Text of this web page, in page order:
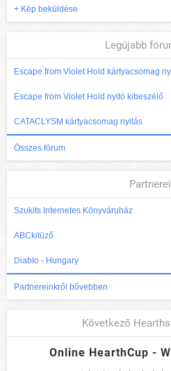
+ Kép beküldése
Legújabb
Escape from Violet Hold kártyacsomag
Escape from Violet Hold nyitó kibeszélő
CATACLYSM kártyacsomag nyitás
Összes fórum
Szukits Internetes Könyváruház
ABCkitüző
Diablo - Hungary
Partnereinkről bővebben
Következő
Online HearthCup -